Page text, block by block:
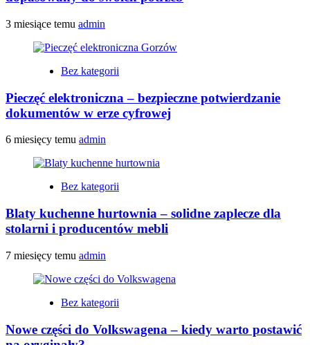
3 miesiące temu admin
Bez kategorii
Pieczęć elektroniczna – bezpieczne potwierdzanie
dokumentów w erze cyfrowej
6 miesięcy temu admin
Bez kategorii
Blaty kuchenne hurtownia – solidne zaplecze dla
stolarni i producentów mebli
7 miesięcy temu admin
Bez kategorii
Nowe części do Volkswagena – kiedy warto postawić